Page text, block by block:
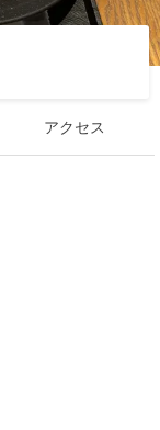
アクセス